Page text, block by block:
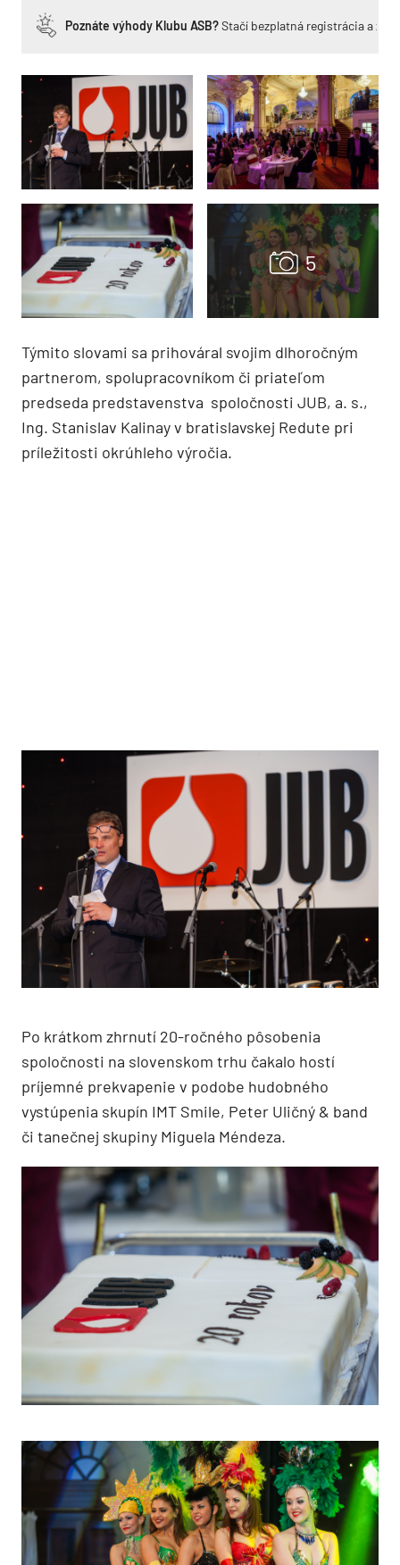
Poznáte výhody Klubu ASB?Stačí bezplatná registrácia a
Týmito slovami sa prihováral svojim dlhoročným
partnerom, spolupracovníkom či priateľom
predseda predstavenstva spoločnosti JUB, a. s.,
Ing. Stanislav Kalinay v bratislavskej Redute pri
príležitosti okrúhleho výročia.
Po krátkom zhrnutí 20-ročného pôsobenia
spoločnosti na slovenskom trhu čakalo hostí
príjemné prekvapenie v podobe hudobného
vystúpenia skupín IMT Smile, Peter Uličný & band
či tanečnej skupiny Miguela Méndeza.